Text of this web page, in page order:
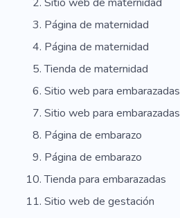
Página de maternidad
Página de maternidad
Tienda de maternidad
Sitio web para embarazadas
Sitio web para embarazadas
Página de embarazo
Página de embarazo
Tienda para embarazadas
Sitio web de gestación